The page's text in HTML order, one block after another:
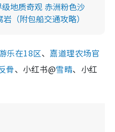
地质奇观 赤洲粉色沙
（附包船交通攻略）
乐在18区、 嘉道理农场官
骨、小红书@雪晴、小红